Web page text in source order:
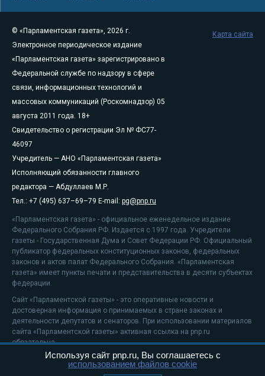
© «Парламентская газета», 2026 г.
Электронное периодическое издание
«Парламентская газета» зарегистрировано в
Федеральной службе по надзору в сфере
связи, информационных технологий и
массовых коммуникаций (Роскомнадзор) 05
августа 2011 года. 18+
Свидетельство о регистрации Эл № ФС77-
46097
Учредитель — АНО «Парламентская газета»
Исполняющий обязанности главного
редактора — Абдуллаев М.Р.
Тел.: +7 (495) 637–69–79 E-mail: pg@pnp.ru
«Парламентская газета» - официальное еженедельное издание
Федерального Собрания РФ. Издается с 1997 года. Учредители
газеты - Государственная Дума и Совет Федерации РФ. Официальный
публикатор федеральных конституционных законов, федеральных
законов и актов палат Федерального Собрания. «Парламентская
газета» имеет пункты печати и представительства в десяти субъектах
федерации.
Сайт «Парламентской газеты» - это оперативные новости и
достоверная информация о принимаемых в стране законах и
деятельности депутатов и сенаторов. При использовании материалов
сайта «Парламентской газеты» активная ссылка на pnp.ru
обязательна.
На информационном ресурсе применяютсярекомендательные
Карта сайта
Используя сайт pnp.ru, Вы соглашаетесь с
использованием файлов cookie